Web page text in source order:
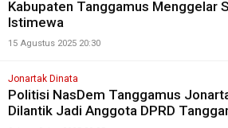
Kabupaten Tanggamus Menggelar
Istimewa
15 Agustus 2025 20:30
Jonartak Dinata
Politisi NasDem Tanggamus
Dilantik Jadi Anggota DPRD